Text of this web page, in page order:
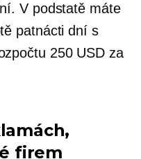
V podstatě máte
patnácti dní s
250 USD za
firem